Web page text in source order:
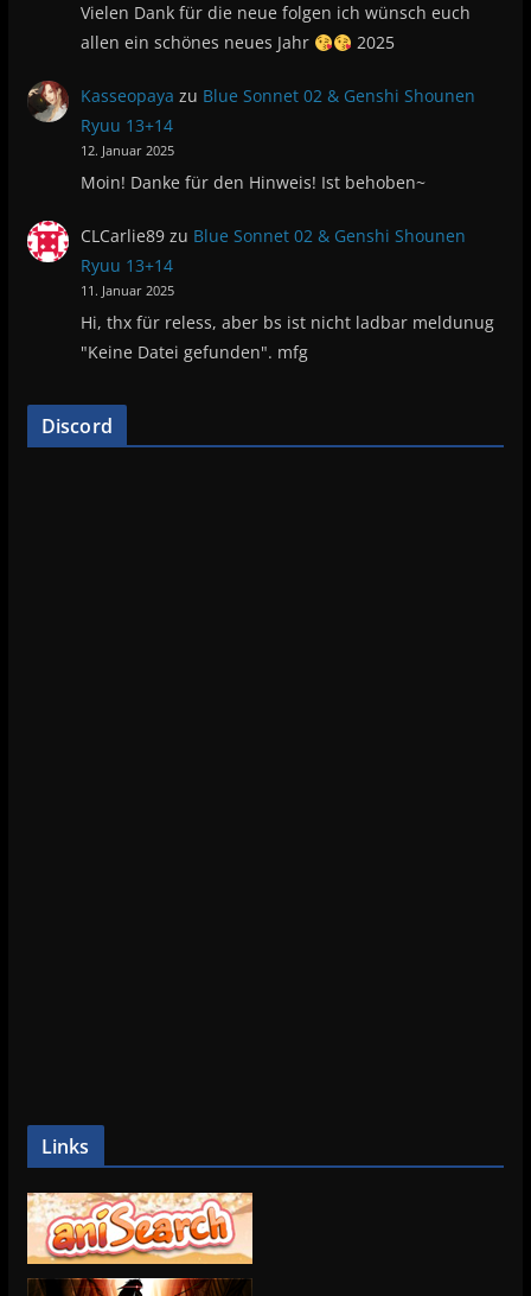
Vielen Dank für die neue folgen ich wünsch euch
allen ein schönes neues Jahr
2025
Kasseopaya zu Blue Sonnet 02 & Genshi Shounen
Ryuu 13+14
12. Januar 2025
Moin! Danke für den Hinweis! Ist behoben~
CLCarlie89 zu Blue Sonnet 02 & Genshi Shounen
Ryuu 13+14
11. Januar 2025
Hi, thx für reless, aber bs ist nicht ladbar meldunug
"Keine Datei gefunden". mfg
Discord
Links